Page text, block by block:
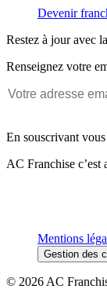
Devenir
Restez à jour avec
Renseignez votre
En souscrivant vous
AC Franchise c’est
Mentions
Gestion des
© 2026 AC